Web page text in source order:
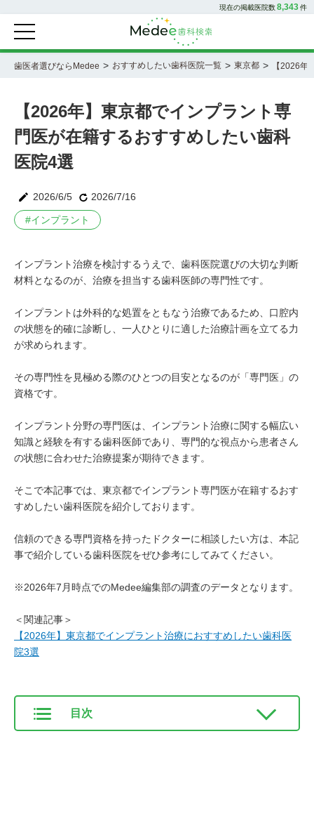
現在の掲載医院数8,343件
歯医者選びならMedee > おすすめしたい歯科医院一覧 > 東京都 > 【2026
【2026年】東京都でインプラント専
門医が在籍するおすすめしたい歯科
医院4選
2026/6/5 2026/7/16
#インプラント
インプラント治療を検討するうえで、歯科医院選びの大切な判断
材料となるのが、治療を担当する歯科医師の専門性です。
インプラントは外科的な処置をともなう治療であるため、口腔内
の状態を的確に診断し、一人ひとりに適した治療計画を立てる力
が求められます。
その専門性を見極める際のひとつの目安となるのが「専門医」の
資格です。
インプラント分野の専門医は、インプラント治療に関する幅広い
知識と経験を有する歯科医師であり、専門的な視点から患者さん
の状態に合わせた治療提案が期待できます。
そこで本記事では、東京都でインプラント専門医が在籍するおす
すめしたい歯科医院を紹介しております。
信頼のできる専門資格を持ったドクターに相談したい方は、本記
事で紹介している歯科医院をぜひ参考にしてみてください。
※2026年7月時点でのMedee編集部の調査のデータとなります。
＜関連記事＞
【2026年】東京都でインプラント治療におすすめしたい歯科医
院3選
目次